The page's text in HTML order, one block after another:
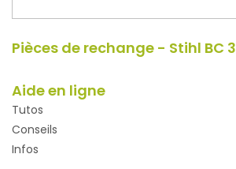
Pièces de rechange - Stihl BC 3
Aide en ligne
Tutos
Conseils
Infos